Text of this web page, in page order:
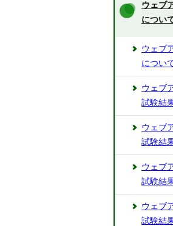
ウェブ
につい
ウェブ
につい
ウェブ
試験結
ウェブ
試験結
ウェブ
試験結
ウェブ
試験結